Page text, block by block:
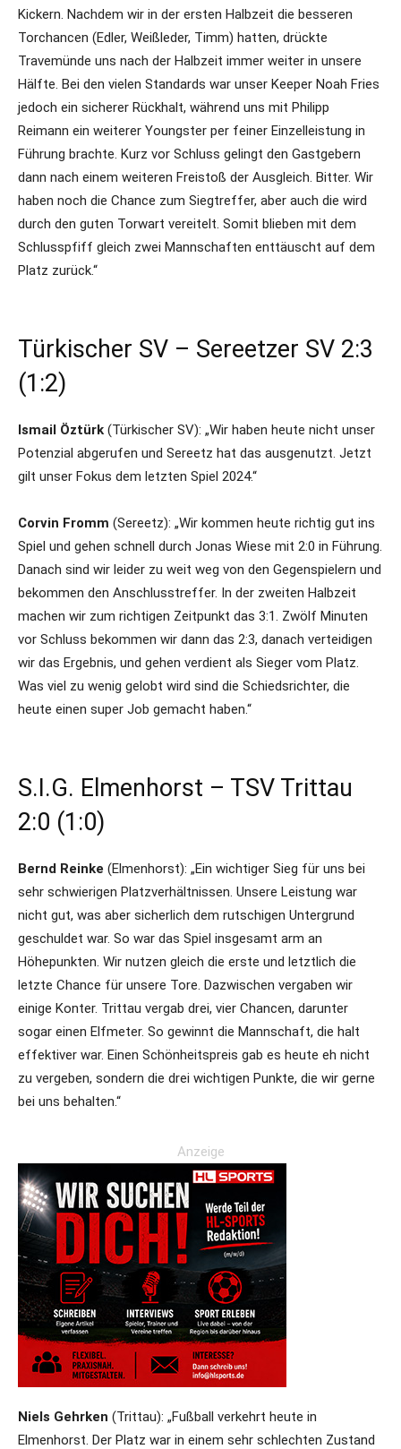
Kickern. Nachdem wir in der ersten Halbzeit die besseren
Torchancen (Edler, Weißleder, Timm) hatten, drückte
Travemünde uns nach der Halbzeit immer weiter in unsere
Hälfte. Bei den vielen Standards war unser Keeper Noah Fries
jedoch ein sicherer Rückhalt, während uns mit Philipp
Reimann ein weiterer Youngster per feiner Einzelleistung in
Führung brachte. Kurz vor Schluss gelingt den Gastgebern
dann nach einem weiteren Freistoß der Ausgleich. Bitter. Wir
haben noch die Chance zum Siegtreffer, aber auch die wird
durch den guten Torwart vereitelt. Somit blieben mit dem
Schlusspfiff gleich zwei Mannschaften enttäuscht auf dem
Platz zurück.“
Türkischer SV – Sereetzer SV 2:3
(1:2)
Ismail Öztürk (Türkischer SV): „Wir haben heute nicht unser
Potenzial abgerufen und Sereetz hat das ausgenutzt. Jetzt
gilt unser Fokus dem letzten Spiel 2024.“
Corvin Fromm (Sereetz): „Wir kommen heute richtig gut ins
Spiel und gehen schnell durch Jonas Wiese mit 2:0 in Führung.
Danach sind wir leider zu weit weg von den Gegenspielern und
bekommen den Anschlusstreffer. In der zweiten Halbzeit
machen wir zum richtigen Zeitpunkt das 3:1. Zwölf Minuten
vor Schluss bekommen wir dann das 2:3, danach verteidigen
wir das Ergebnis, und gehen verdient als Sieger vom Platz.
Was viel zu wenig gelobt wird sind die Schiedsrichter, die
heute einen super Job gemacht haben.“
S.I.G. Elmenhorst – TSV Trittau
2:0 (1:0)
Bernd Reinke (Elmenhorst): „Ein wichtiger Sieg für uns bei
sehr schwierigen Platzverhältnissen. Unsere Leistung war
nicht gut, was aber sicherlich dem rutschigen Untergrund
geschuldet war. So war das Spiel insgesamt arm an
Höhepunkten. Wir nutzen gleich die erste und letztlich die
letzte Chance für unsere Tore. Dazwischen vergaben wir
einige Konter. Trittau vergab drei, vier Chancen, darunter
sogar einen Elfmeter. So gewinnt die Mannschaft, die halt
effektiver war. Einen Schönheitspreis gab es heute eh nicht
zu vergeben, sondern die drei wichtigen Punkte, die wir gerne
bei uns behalten.“
Anzeige
Niels Gehrken (Trittau): „Fußball verkehrt heute in
Elmenhorst. Der Platz war in einem sehr schlechten Zustand